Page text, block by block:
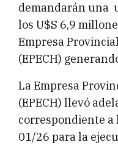
demandarán una
los U$S 6,9
Empresa
(EPECH)
La Empresa
(EPECH) llevó
correspondiente a
01/26 para la